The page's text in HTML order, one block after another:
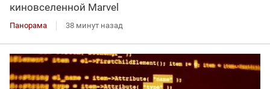
киновселенной Marvel
Панорама 38 минут назад